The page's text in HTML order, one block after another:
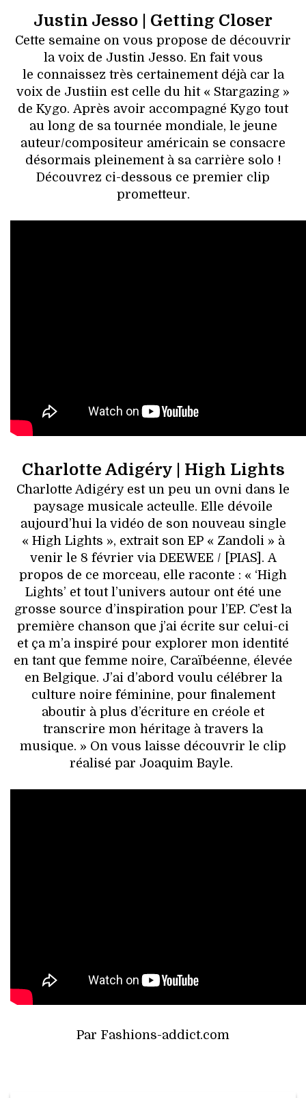
Justin Jesso | Getting Closer
Cette semaine on vous propose de découvrir
la voix de Justin Jesso. En fait vous
le connaissez très certainement déjà car la
voix de Justiin est celle du hit « Stargazing »
de Kygo. Après avoir accompagné Kygo tout
au long de sa tournée mondiale, le jeune
auteur/compositeur américain se consacre
désormais pleinement à sa carrière solo !
Découvrez ci-dessous ce premier clip
prometteur.
Charlotte Adigéry | High Lights
Charlotte Adigéry est un peu un ovni dans le
paysage musicale acteulle. Elle dévoile
aujourd’hui la vidéo de son nouveau single
« High Lights », extrait son EP « Zandoli » à
venir le 8 février via DEEWEE / [PIAS]. A
propos de ce morceau, elle raconte : « ‘High
Lights’ et tout l’univers autour ont été une
grosse source d’inspiration pour l’EP. C’est la
première chanson que j’ai écrite sur celui-ci
et ça m’a inspiré pour explorer mon identité
en tant que femme noire, Caraïbéenne, élevée
en Belgique. J’ai d’abord voulu célébrer la
culture noire féminine, pour finalement
aboutir à plus d’écriture en créole et
transcrire mon héritage à travers la
musique. » On vous laisse découvrir le clip
réalisé par Joaquim Bayle.
Par Fashions-addict.com